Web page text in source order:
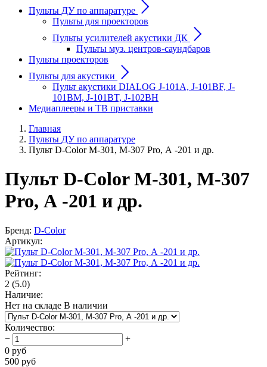
Пульты ДУ по аппаратуре
Пульты для проекторов
Пульты усилителей акустики ДК
Пульты муз. центров-саундбаров
Пульты проекторов
Пульты для акустики
Пульт акустики DIALOG J-101A, J-101BF, J-
101BM, J-101BT, J-102BH
Медиаплееры и ТВ приставки
Главная
Пульты ДУ по аппаратуре
Пульт D-Color M-301, М-307 Pro, А -201 и др.
Пульт D-Color M-301, М-307
Pro, А -201 и др.
Бренд: D-Color
Артикул:
Рейтинг:
2 (5.0)
Наличие:
Нет на складе В наличии
Количество:
−
+
0 руб
500 руб